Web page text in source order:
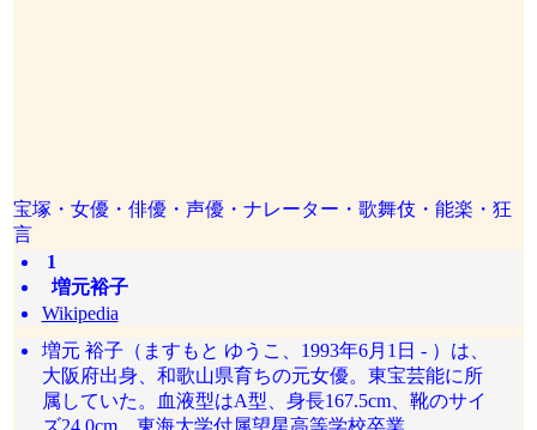
宝塚・女優・俳優・声優・ナレーター・歌舞伎・能楽・狂
言
1
増元裕子
Wikipedia
増元 裕子（ますもと ゆうこ、1993年6月1日 - ）は、
大阪府出身、和歌山県育ちの元女優。東宝芸能に所
属していた。血液型はA型、身長167.5cm、靴のサイ
ズ24.0cm。東海大学付属望星高等学校卒業。